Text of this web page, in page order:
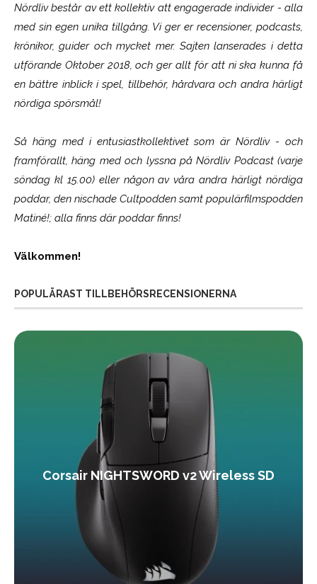
Nördliv består av ett kollektiv att engagerade individer - alla
med sin egen unika tillgång. Vi ger er recensioner, podcasts,
krönikor, guider och mycket mer. Sajten lanserades i detta
utförande Oktober 2018, och ger allt för att ni ska kunna få
en bättre inblick i spel, tillbehör, hårdvara och andra härligt
nördiga spörsmål!
Så häng med i entusiastkollektivet som ärNördliv- och
framförallt, häng med och lyssna på Nördliv Podcast (varje
söndag kl 15.00) eller någon av våra andra härligt nördiga
poddar, den nischade Cultpodden samt populärfilmspodden
Matiné!; alla finns där poddar finns!
Välkommen!
POPULÄRAST TILLBEHÖRSRECENSIONERNA
Corsair NIGHTSWORD v2 Wireless SD